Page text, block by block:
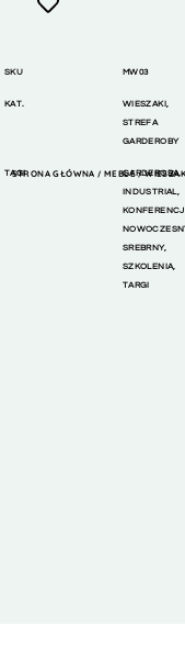
SKU MW03
KAT. WIESZAKI,
STREFA
GARDEROBY
TAGI GARDEROBA,
INDUSTRIAL,
SREBRNY,
SZKOLENIA,
TARGI
STRONA GŁÓWNA /MEBLE/